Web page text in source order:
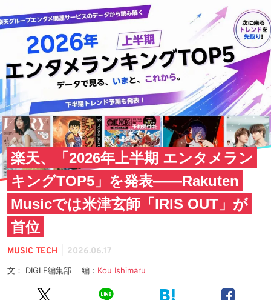
楽天、「2026年上半期 エンタメラン
キングTOP5」を発表——Rakuten
Musicでは米津玄師「IRIS OUT」が
首位
MUSIC TECH 2026.06.17
文： DIGLE編集部 編： Kou Ishimaru